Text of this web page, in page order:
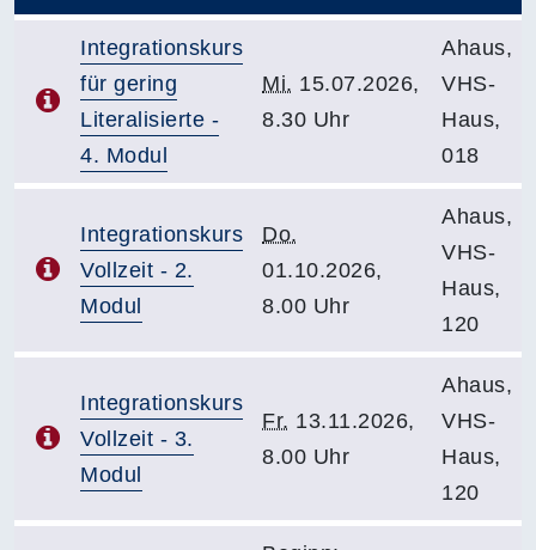
Integrationskurs
für gering
Literalisierte -
4. Modul
Mi. 15.07.2026,
8.30 Uhr
Ahaus,
VHS-
Haus,
018
Integrationskurs
Vollzeit - 2.
Modul
Do.
01.10.2026,
8.00 Uhr
Ahaus,
VHS-
Haus,
120
Integrationskurs
Vollzeit - 3.
Modul
Fr. 13.11.2026,
8.00 Uhr
Ahaus,
VHS-
Haus,
120